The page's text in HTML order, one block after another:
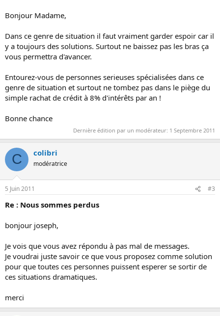
Bonjour Madame,
Dans ce genre de situation il faut vraiment garder espoir car il
y a toujours des solutions. Surtout ne baissez pas les bras ça
vous permettra d'avancer.
Entourez-vous de personnes serieuses spécialisées dans ce
genre de situation et surtout ne tombez pas dans le piège du
simple rachat de crédit à 8% d'intérêts par an !
Bonne chance
Dernière édition par un modérateur: 1 Septembre 2011
C colibri
modératrice
5 Juin 2011 #3
Re : Nous sommes perdus
bonjour joseph,
Je vois que vous avez répondu à pas mal de messages.
Je voudrai juste savoir ce que vous proposez comme solution
pour que toutes ces personnes puissent esperer se sortir de
ces situations dramatiques.
merci